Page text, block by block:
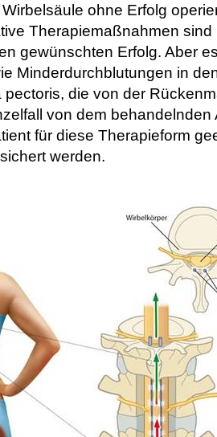
ohne Erfolg
Therapiemaßnahmen
gewünschten Erfolg. Aber
Minderdurchblutungen in
pectoris, die von der
von dem
für diese Therapieform
werden.